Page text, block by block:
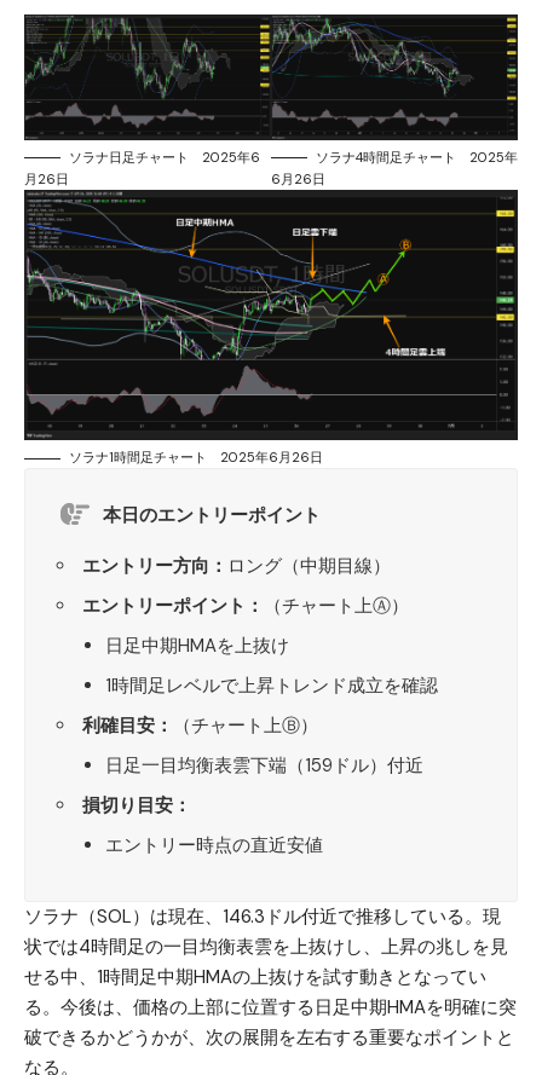
ソラナ日足チャート 2025年6
月26日
ソラナ4時間足チャート 2025年
6月26日
ソラナ1時間足チャート 2025年6月26日
本日のエントリーポイント
エントリー方向： ロング（中期目線）
エントリーポイント：
（チャート上Ⓐ）
日足中期HMAを上抜け
1時間足レベルで上昇トレンド成立を確認
利確目安：
（チャート上Ⓑ）
日足一目均衡表雲下端（159ドル）付近
損切り目安：
エントリー時点の直近安値
ソラナ（SOL） は現在、146.3ドル付近で推移している。現
状では4時間足の一目均衡表雲を上抜けし、上昇の兆しを見
せる中、1時間足中期HMAの上抜けを試す動きとなってい
る。今後は、価格の上部に位置する日足中期HMAを明確に突
破できるかどうかが、次の展開を左右する重要なポイントと
なる。